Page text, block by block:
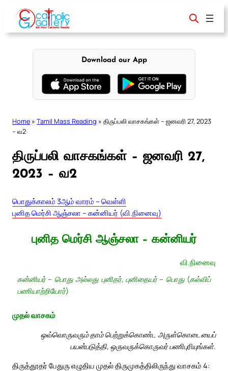
content
Download our App
Home » Tamil Mass Reading » திருப்பலி வாசகங்கள் – ஜனவரி 27, 2023
– வ2
திருப்பலி வாசகங்கள் – ஜனவரி 27,
2023 – வ2
பொதுக்காலம் 3ஆம் வாரம் – வெள்ளி
புனித மெர்சி ஆஞ்சலா – கன்னியர் (வி.நினைவு)
புனித மெர்சி ஆஞ்சலா – கன்னியர்
வி.நினைவு
கன்னியர் – பொது அல்லது புனிதர், புனிதையர் – பொது (கல்விப்
பணியாற்றியோர்)
முதல் வாசகம்
ஒவ்வொருவரும் தாம் பெற்றுக்கொண்ட அருள்கொடையைப்
பயன்படுத்தி, ஒருவருக்கொருவர் பணிபுரியுங்கள்.
திருத்தூதர் பேதுரு எழுதிய முதல் திருமுகத்திலிருந்து வாசகம் 4: